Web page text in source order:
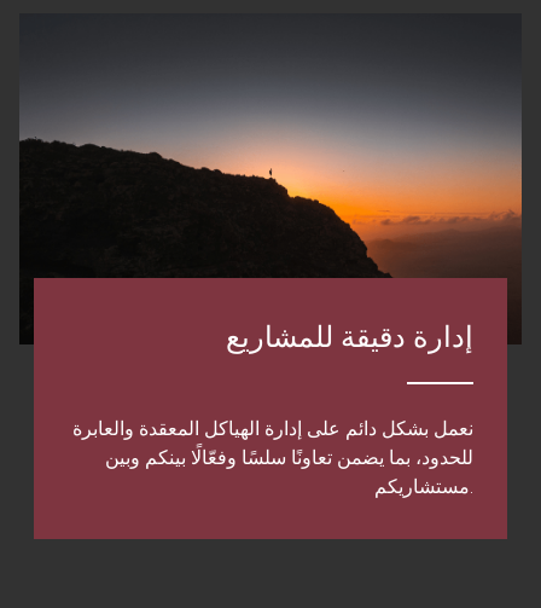
إدارة دقيقة للمشاريع
نعمل بشكل دائم على إدارة الهياكل المعقدة والعابرة
للحدود، بما يضمن تعاونًا سلسًا وفعّالًا بينكم وبين